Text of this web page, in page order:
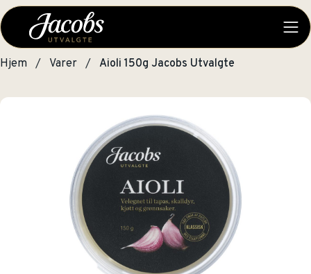
Hjem Varer Aioli 150g Jacobs Utvalgte